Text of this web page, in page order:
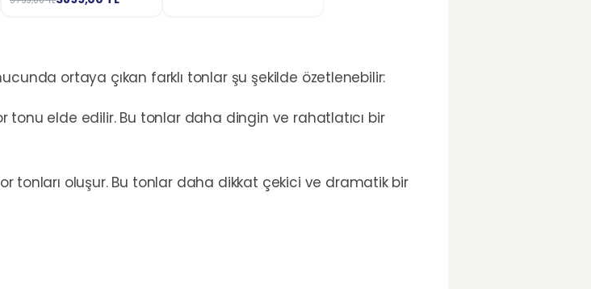
ortaya çıkan farklı tonlar şu şekilde özetlenebilir:
tonu elde edilir. Bu tonlar daha dingin ve rahatlatıcı bir
tonları oluşur. Bu tonlar daha dikkat çekici ve dramatik bir